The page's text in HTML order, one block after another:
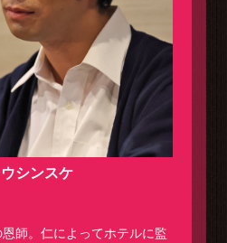
シンスケ
師。仁によってホテルに監